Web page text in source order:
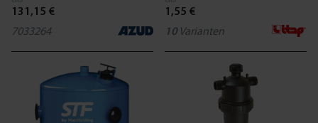
131,15 €
7033264
1,55 €
10 Varianten